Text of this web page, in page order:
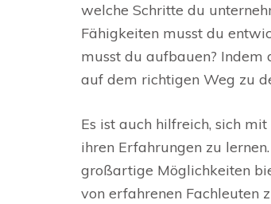
welche Schritte du
Fähigkeiten musst du
musst du aufbauen? Indem
auf dem richtigen Weg zu
Es ist auch hilfreich, sich
ihren Erfahrungen zu
großartige Möglichkeiten
von erfahrenen Fachleuten